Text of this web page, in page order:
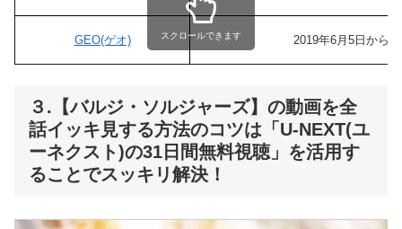
GEO(ゲオ) 2019年6月5日から
スクロールできます
３.【バルジ・ソルジャーズ】の動画を全
話イッキ見する方法のコツは「U-NEXT(ユ
ーネクスト)の31日間無料視聴」を活用す
ることでスッキリ解決！